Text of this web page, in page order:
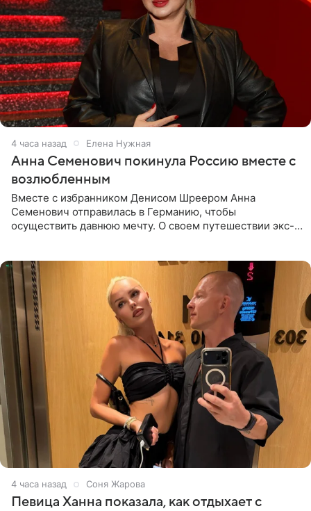
4 часа назад Елена Нужная
Анна Семенович покинула Россию вместе с
возлюбленным
Вместе с избранником Денисом Шреером Анна
Семенович отправилась в Германию, чтобы
осуществить давнюю мечту. О своем путешествии экс-
4 часа назад Соня Жарова
Певица Ханна показала, как отдыхает с